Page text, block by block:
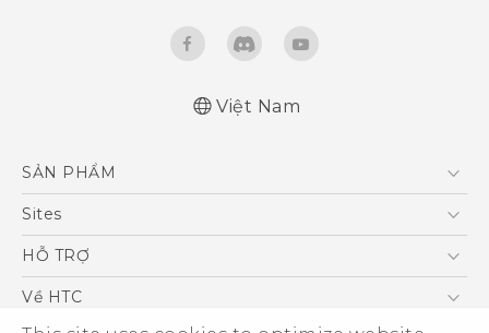
Việt Nam
SẢN PHẨM
5G
Điện Thoại Thông Minh
VIVE
Sites
HTC Dev
HỖ TRỢ
Trung tâm hỗ trợ
Hỗ trợ bảo hành HTC
Về HTC